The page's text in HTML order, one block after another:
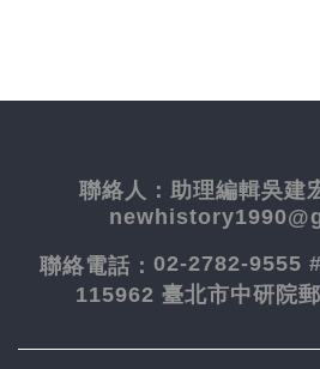
聯絡人： 助理編輯吳
聯絡電話： 02-2782-9555
115962 臺北市中研院